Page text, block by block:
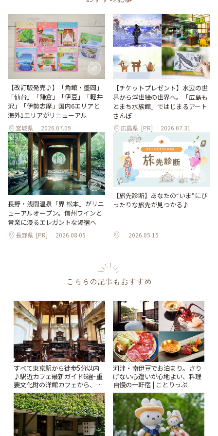
【改訂版発売♪】「角館・盛岡」
「仙台」「鎌倉」「伊豆」「軽井
沢」「伊勢志摩」国内6エリアと
海外1エリアがリニューアル
宮城県 2026.07.09
【チケットプレゼント】水辺の世
界から浮世絵の世界へ。「広島も
とまち水族館」ではじまるアート
さんぽ
広島県 [PR] 2026.07.31
長野・浅間温泉「界 松本」がリニ
ューアルオープン。信州ワインと
音楽に浸るエレガントな湯宿へ
長野県 [PR] 2026.08.05
【旅先診断】あなたの“いま”にぴ
ったりな旅先が見つかる♪
2026.05.15
こちらの記事もおすすめ
すべて東京駅から徒歩5分以内
♪駅近カフェ最新ガイド6選~重
要文化財の洋館カフェから、改
札すぐのレトロ喫茶まで~ | こと
りっぷ
河津・南伊豆でお泊まり。さり
げない心遣いが心地よい、料理
自慢の一軒宿 | ことりっぷ